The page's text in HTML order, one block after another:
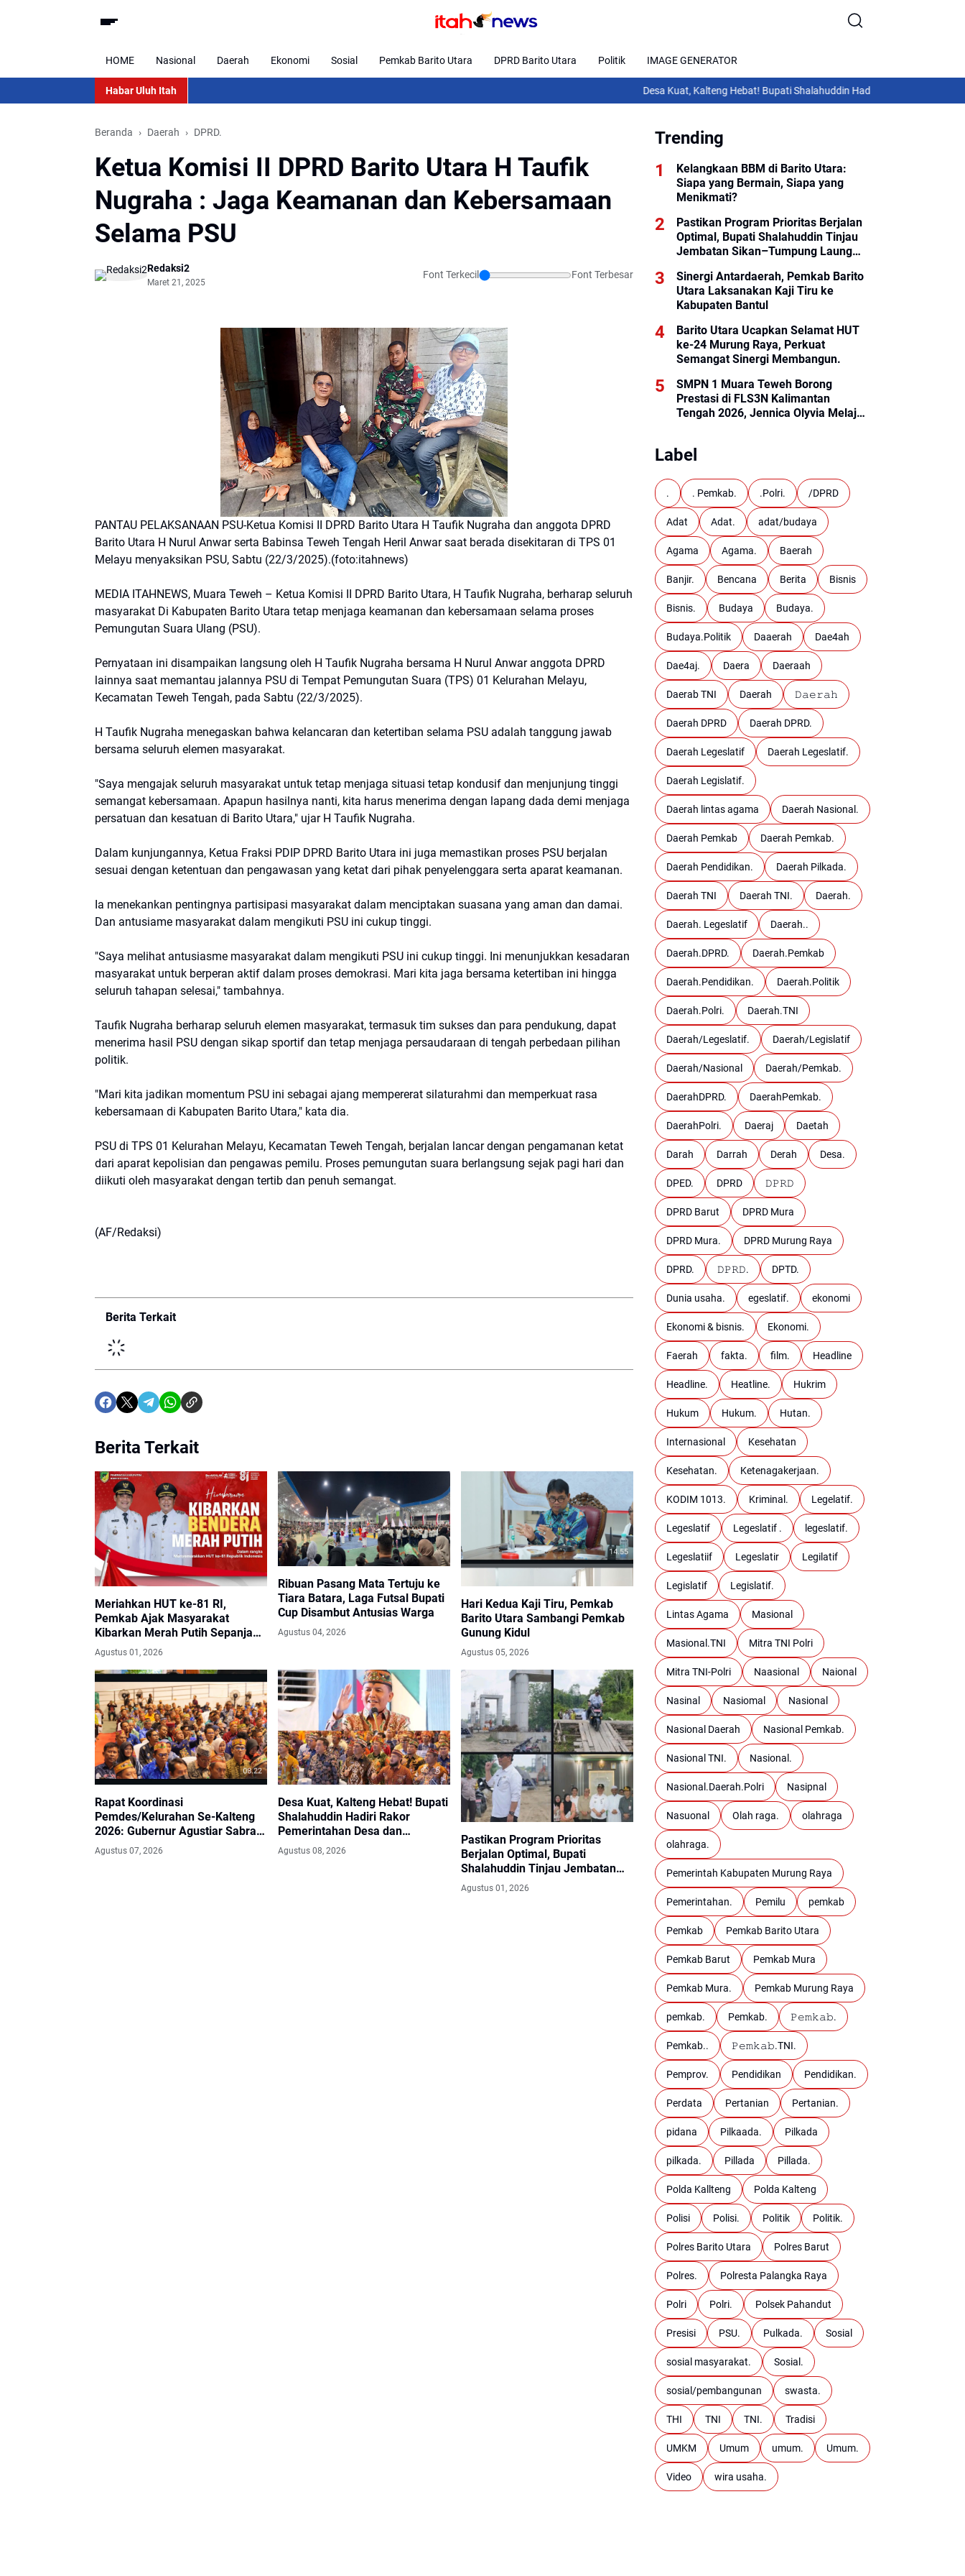
HOME Nasional Daerah Ekonomi Sosial Pemkab Barito Utara DPRD Barito Utara Politik IMAGE GENERATOR
Habar Uluh Itah Desa Kuat, Kalteng Hebat! Bupati Shalahuddin Hadiri Rakor Pemerintahan Desa
Beranda Daerah DPRD.
Ketua Komisi II DPRD Barito Utara H Taufik
Nugraha : Jaga Keamanan dan Kebersamaan
Selama PSU
Redaksi2
Maret 21, 2025
Font Terkecil Font Terbesar
PANTAU PELAKSANAAN PSU-Ketua Komisi II DPRD Barito Utara H Taufik Nugraha dan anggota DPRD
Barito Utara H Nurul Anwar serta Babinsa Teweh Tengah Heril Anwar saat berada disekitaran di TPS 01
Melayu menyaksikan PSU, Sabtu (22/3/2025).(foto:itahnews)
MEDIA ITAHNEWS, Muara Teweh – Ketua Komisi II DPRD Barito Utara, H Taufik Nugraha, berharap seluruh
masyarakat Di Kabupaten Barito Utara tetap menjaga keamanan dan kebersamaan selama proses
Pemungutan Suara Ulang (PSU).
Pernyataan ini disampaikan langsung oleh H Taufik Nugraha bersama H Nurul Anwar anggota DPRD
lainnya saat memantau jalannya PSU di Tempat Pemungutan Suara (TPS) 01 Kelurahan Melayu,
Kecamatan Teweh Tengah, pada Sabtu (22/3/2025).
H Taufik Nugraha menegaskan bahwa kelancaran dan ketertiban selama PSU adalah tanggung jawab
bersama seluruh elemen masyarakat.
"Saya mengajak seluruh masyarakat untuk tetap menjaga situasi tetap kondusif dan menjunjung tinggi
semangat kebersamaan. Apapun hasilnya nanti, kita harus menerima dengan lapang dada demi menjaga
persatuan dan kesatuan di Barito Utara," ujar H Taufik Nugraha.
Dalam kunjungannya, Ketua Fraksi PDIP DPRD Barito Utara ini juga memastikan proses PSU berjalan
sesuai dengan ketentuan dan pengawasan yang ketat dari pihak penyelenggara serta aparat keamanan.
Ia menekankan pentingnya partisipasi masyarakat dalam menciptakan suasana yang aman dan damai.
Dan antusiame masyarakat dalam mengikuti PSU ini cukup tinggi.
"Saya melihat antusiasme masyarakat dalam mengikuti PSU ini cukup tinggi. Ini menunjukkan kesadaran
masyarakat untuk berperan aktif dalam proses demokrasi. Mari kita jaga bersama ketertiban ini hingga
seluruh tahapan selesai," tambahnya.
Taufik Nugraha berharap seluruh elemen masyarakat, termasuk tim sukses dan para pendukung, dapat
menerima hasil PSU dengan sikap sportif dan tetap menjaga persaudaraan di tengah perbedaan pilihan
politik.
"Mari kita jadikan momentum PSU ini sebagai ajang mempererat silaturahmi dan memperkuat rasa
kebersamaan di Kabupaten Barito Utara," kata dia.
PSU di TPS 01 Kelurahan Melayu, Kecamatan Teweh Tengah, berjalan lancar dengan pengamanan ketat
dari aparat kepolisian dan pengawas pemilu. Proses pemungutan suara berlangsung sejak pagi hari dan
diikuti oleh masyarakat dengan tertib dan penuh semangat.
(AF/Redaksi)
Berita Terkait
Berita Terkait
Meriahkan HUT ke-81 RI,
Pemkab Ajak Masyarakat
Kibarkan Merah Putih Sepanjang
Agustus
Agustus 01, 2026
Ribuan Pasang Mata Tertuju ke
Tiara Batara, Laga Futsal Bupati
Cup Disambut Antusias Warga
Agustus 04, 2026
Hari Kedua Kaji Tiru, Pemkab
Barito Utara Sambangi Pemkab
Gunung Kidul
Agustus 05, 2026
Rapat Koordinasi
Pemdes/Kelurahan Se-Kalteng
2026: Gubernur Agustiar Sabran
Tegaskan Desa Ujung Tombak
Pembangunan Menuju Kalteng
Agustus 07, 2026
Desa Kuat, Kalteng Hebat! Bupati
Shalahuddin Hadiri Rakor
Pemerintahan Desa dan
Kelurahan se-Kalteng 2026
Agustus 08, 2026
Pastikan Program Prioritas
Berjalan Optimal, Bupati
Shalahuddin Tinjau Jembatan
Sikan–Tumpung Laung dan
Agustus 01, 2026
Trending
Kelangkaan BBM di Barito Utara:
Siapa yang Bermain, Siapa yang
Menikmati?
Pastikan Program Prioritas Berjalan
Optimal, Bupati Shalahuddin Tinjau
Jembatan Sikan–Tumpung Laung
Sinergi Antardaerah, Pemkab Barito
Utara Laksanakan Kaji Tiru ke
Kabupaten Bantul
Barito Utara Ucapkan Selamat HUT
ke-24 Murung Raya, Perkuat
Semangat Sinergi Membangun.
SMPN 1 Muara Teweh Borong
Prestasi di FLS3N Kalimantan
Tengah 2026, Jennica Olyvia Melaju
Label
. . Pemkab. .Polri. /DPRD
Adat Adat. adat/budaya
Agama Agama. Baerah
Banjir. Bencana Berita Bisnis
Bisnis. Budaya Budaya.
Budaya.Politik Daaerah Dae4ah
Dae4aj. Daera Daeraah
Daerab TNI Daerah 𝙳𝚊𝚎𝚛𝚊𝚑
Daerah DPRD Daerah DPRD.
Daerah Legeslatif Daerah Legeslatif.
Daerah Legislatif.
Daerah lintas agama Daerah Nasional.
Daerah Pemkab Daerah Pemkab.
Daerah Pendidikan. Daerah Pilkada.
Daerah TNI Daerah TNI. Daerah.
Daerah. Legeslatif Daerah..
Daerah.DPRD. Daerah.Pemkab
Daerah.Pendidikan. Daerah.Politik
Daerah.Polri. Daerah.TNI
Daerah/Legeslatif. Daerah/Legislatif
Daerah/Nasional Daerah/Pemkab.
DaerahDPRD. DaerahPemkab.
DaerahPolri. Daeraj Daetah
Darah Darrah Derah Desa.
DPED. DPRD 𝙳𝙿𝚁𝙳
DPRD Barut DPRD Mura
DPRD Mura. DPRD Murung Raya
DPRD. 𝙳𝙿𝚁𝙳. DPTD.
Dunia usaha. egeslatif. ekonomi
Ekonomi & bisnis. Ekonomi.
Faerah fakta. film. Headline
Headline. Heatline. Hukrim
Hukum Hukum. Hutan.
Internasional Kesehatan
Kesehatan. Ketenagakerjaan.
KODIM 1013. Kriminal. Legelatif.
Legeslatif Legeslatif . legeslatif.
Legeslatiif Legeslatir Legilatif
Legislatif Legislatif.
Lintas Agama Masional
Masional.TNI Mitra TNI Polri
Mitra TNI-Polri Naasional Naional
Nasinal Nasiomal Nasional
Nasional Daerah Nasional Pemkab.
Nasional TNI. Nasional.
Nasional.Daerah.Polri Nasipnal
Nasuonal Olah raga. olahraga
olahraga.
Pemerintah Kabupaten Murung Raya
Pemerintahan. Pemilu pemkab
Pemkab Pemkab Barito Utara
Pemkab Barut Pemkab Mura
Pemkab Mura. Pemkab Murung Raya
pemkab. Pemkab. 𝙿𝚎𝚖𝚔𝚊𝚋.
Pemkab.. 𝙿𝚎𝚖𝚔𝚊𝚋.TNI.
Pemprov. Pendidikan Pendidikan.
Perdata Pertanian Pertanian.
pidana Pilkaada. Pilkada
pilkada. Pillada Pillada.
Polda Kallteng Polda Kalteng
Polisi Polisi. Politik Politik.
Polres Barito Utara Polres Barut
Polres. Polresta Palangka Raya
Polri Polri. Polsek Pahandut
Presisi PSU. Pulkada. Sosial
sosial masyarakat. Sosial.
sosial/pembangunan swasta.
THI TNI TNI. Tradisi
UMKM Umum umum. Umum.
Video wira usaha.